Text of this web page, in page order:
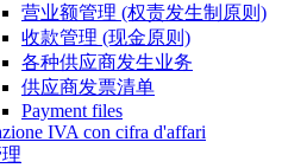
营业额管理 (权责发生制原则)
收款管理 (现金原则)
各种供应商发生业务
供应商发票清单
Payment files
IVA con cifra d'affari